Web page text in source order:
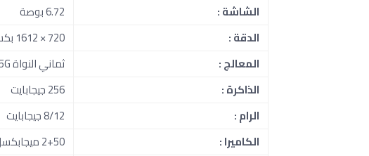
الشاشة :
6.72 بوصة
الدقة :
720 × 1612 بكسل
المعالج :
ثماني النواة Snapdragon 695 5G
الذاكرة :
256 جيجابايت
الرام :
8/12 جيجابايت
الكاميرا :
2+50 ميجابكسل